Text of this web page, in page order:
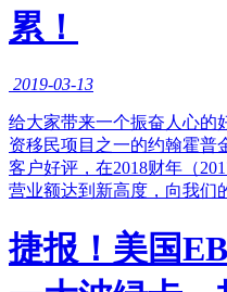
累！
2019-03-13
给大家带来一个振奋人心
资移民项目之一的约翰霍普
客户好评，在2018财年（
营业额达到新高度，向我们
捷报！美国